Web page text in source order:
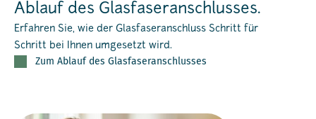
Ablauf des Glasfaseranschlusses.
Erfahren Sie, wie der Glasfaseranschluss Schritt für
Schritt bei Ihnen umgesetzt wird.
Zum Ablauf des Glasfaseranschlusses